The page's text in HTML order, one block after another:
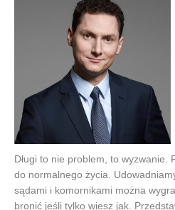
Długi to nie problem, to wyzwanie.
do normalnego życia.
sądami i komornikami można
bronić jeśli tylko wiesz jak.